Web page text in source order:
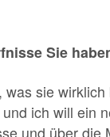
Sie
sie
ich will ein
und über die